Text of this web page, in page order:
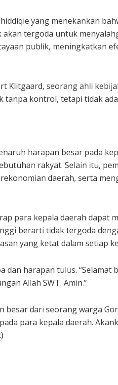
yang menekankan
tergoda untuk
publik, meningkatkan
Klitgaard, seorang ahli
tanpa kontrol, tetapi tidak
harapan besar pada
rakyat. Selain itu,
daerah, serta
para kepala daerah
berarti tidak tergoda
yang ketat dalam setiap
dan harapan tulus.
Allah SWT. Amin.”
besar dari seorang warga
para kepala daerah.
)